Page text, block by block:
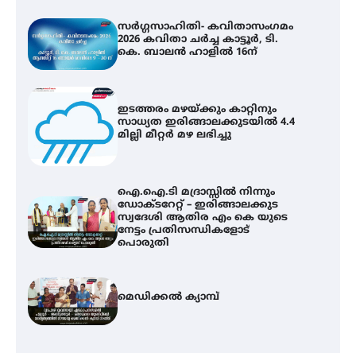
സർഗ്ഗസാഹിതി- കവിതാസംഗമം
2026 കവിതാ ചർച്ച കാട്ടൂർ, ടി.
കെ. ബാലൻ ഹാളിൽ 16ന്
ഇടത്തരം മഴയ്ക്കും കാറ്റിനും
സാധ്യത ഇരിങ്ങാലക്കുടയിൽ 4.4
മില്ലി മീറ്റർ മഴ ലഭിച്ചു
ഐ.ഐ.ടി മദ്രാസ്സിൽ നിന്നും
ഡോക്ടറേറ്റ് – ഇരിങ്ങാലക്കുട
സ്വദേശി ആതിര എം കെ യുടെ
നേട്ടം പ്രതിസന്ധികളോട്
പൊരുതി
മെഡിക്കൽ ക്യാമ്പ്